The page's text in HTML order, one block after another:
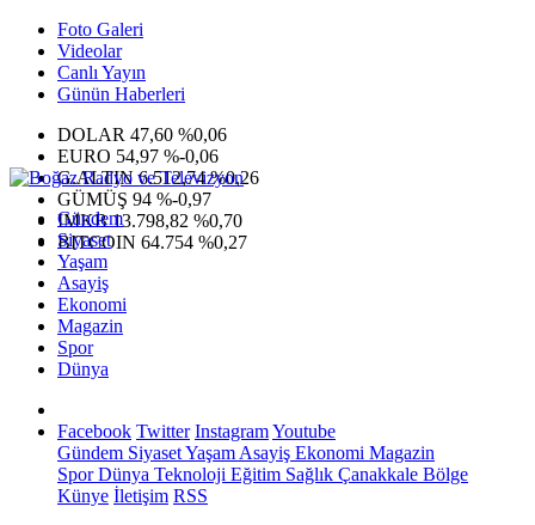
Foto Galeri
Videolar
Canlı Yayın
Günün Haberleri
DOLAR 47,60 %0,06
EURO 54,97 %-0,06
G.ALTIN6.512,74 %0,26
GÜMÜŞ 94 %-0,97
IMKB13.798,82 %0,70
BITCOIN 64.754 %0,27
Gündem
Siyaset
Yaşam
Asayiş
Ekonomi
Magazin
Spor
Dünya
Facebook Twitter InstagramYoutube
Gündem SiyasetYaşam Asayiş Ekonomi Magazin
SporDünya Teknoloji Eğitim Sağlık Çanakkale Bölge
Künye İletişim RSS